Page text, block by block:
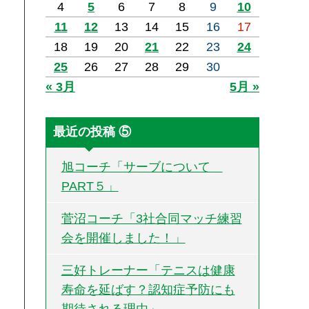
4
5 6 7 8 9
10
11
12 13 14 15 16
17
18
19 20 21 22 23
24
25
26 27 28 29
30
« 3月
5月 »
最近の投稿 ⑤
旭コーチ「サーブについて
PART５」
菅沼コーチ「3社合同マッチ練習
会を開催しました！」
三好トレーナー「テニスは健康
寿命を延ばす？認知症予防にも